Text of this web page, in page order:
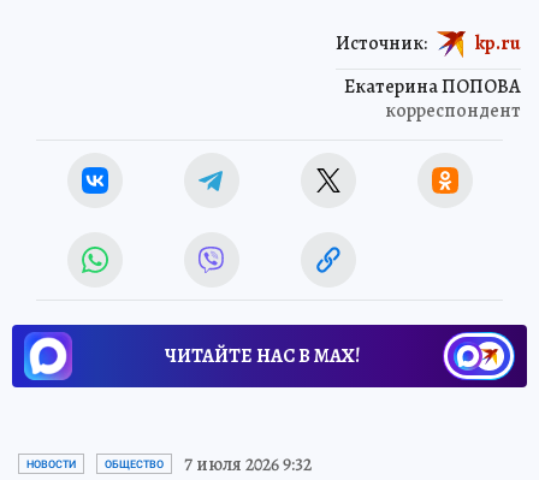
Екатерина ПОПОВА
корреспондент
Источник: kp.ru
ЧИТАЙТЕ НАС В МАХ!
НОВОСТИ ОБЩЕСТВО 7 июля 2026 9:32